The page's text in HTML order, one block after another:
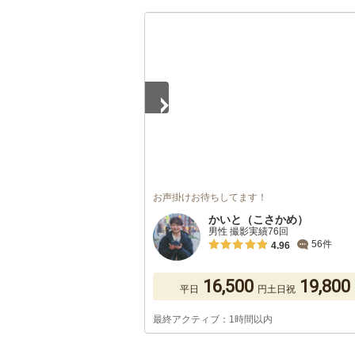
お声掛けお待ちしてます！
かいと（こさかめ）
男性 撮影実績76回
4.96
56件
平日 16,500 円土日祝 19,800
最終アクティブ：1時間以内